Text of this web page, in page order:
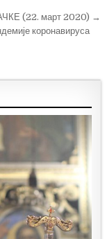
(22. март 2020) →
коронавируса